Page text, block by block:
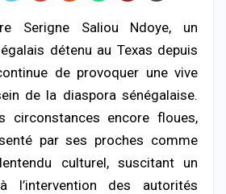
Serigne Saliou Ndoye, un
détenu au Texas depuis
de provoquer une vive
de la diasporasénégalaise.
circonstances encorefloues,
parses proches comme
culturel, suscitant un
à l’intervention des autorités